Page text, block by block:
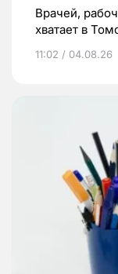
Врачей,
хватает в
11:02 / 04.08.26